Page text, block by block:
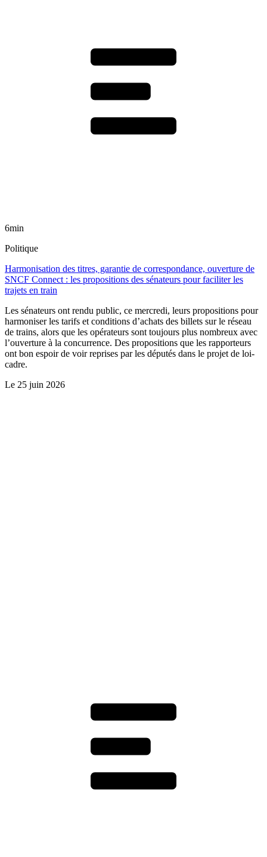
6min
Politique
Harmonisation des titres, garantie de correspondance, ouverture de
SNCF Connect : les propositions des sénateurs pour faciliter les
trajets en train
Les sénateurs ont rendu public, ce mercredi, leurs propositions pour
harmoniser les tarifs et conditions d’achats des billets sur le réseau
de trains, alors que les opérateurs sont toujours plus nombreux avec
l’ouverture à la concurrence. Des propositions que les rapporteurs
ont bon espoir de voir reprises par les députés dans le projet de loi-
cadre.
Le 25 juin 2026